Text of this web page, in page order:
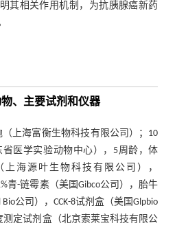
其相关作用机制，为抗胰腺癌新药
、主要试剂和仪器
（上海富衡生物科技有限公司）；10
省医学实验动物中心），5周龄，体
上海源叶生物科技有限公司），
青-链霉素（美国Gibco公司），胎牛
公司），CCK-8试剂盒（美国Glpbio
测定试剂盒（北京索莱宝科技有限公